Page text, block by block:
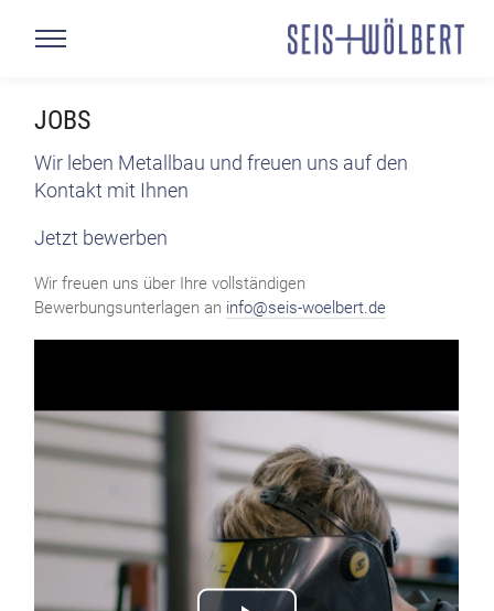
JOBS
Wir leben Metallbau und freuen uns auf den
Kontakt mit Ihnen
Jetzt bewerben
Wir freuen uns über Ihre vollständigen
Bewerbungsunterlagen an info@seis-woelbert.de